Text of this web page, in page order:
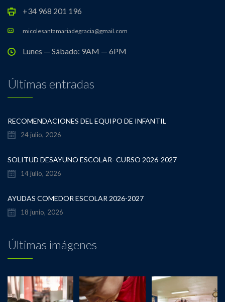
+34 968 201 196
micolesantamariadegracia@gmail.com
Lunes — Sábado: 9AM — 6PM
Últimas entradas
RECOMENDACIONES DEL EQUIPO DE INFANTIL
24 julio, 2026
SOLITUD DESAYUNO ESCOLAR- CURSO 2026-2027
14 julio, 2026
AYUDAS COMEDOR ESCOLAR 2026-2027
18 junio, 2026
Últimas imágenes